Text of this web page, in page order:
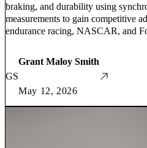
braking, and durability using
measurements to gain competitive
endurance racing, NASCAR, and
GS
Grant Maloy Smith
May 12, 2026